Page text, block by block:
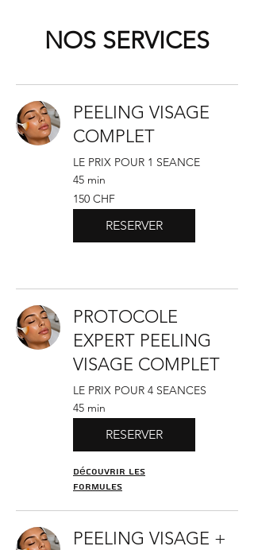
NOS SERVICES
PEELING VISAGE
COMPLET
LE PRIX POUR 1 SEANCE
45 min
150
francs
suisses
150 CHF
RESERVER
PROTOCOLE
EXPERT PEELING
VISAGE COMPLET
LE PRIX POUR 4 SEANCES
45 min
RESERVER
Découvrir les
formules
PEELING VISAGE +